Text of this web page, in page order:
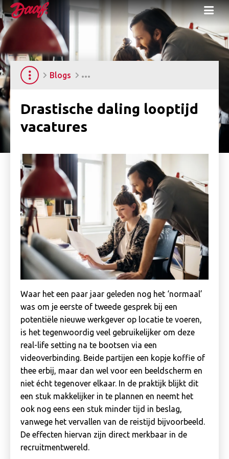
Blogs
Drastische daling looptijd
vacatures
Waar het een paar jaar geleden nog het ‘normaal’
was om je eerste of tweede gesprek bij een
potentiële nieuwe werkgever op locatie te voeren,
is het tegenwoordig veel gebruikelijker om deze
real-life setting na te bootsen via een
videoverbinding. Beide partijen een kopje koffie of
thee erbij, maar dan wel voor een beeldscherm en
niet écht tegenover elkaar. In de praktijk blijkt dit
een stuk makkelijker in te plannen en neemt het
ook nog eens een stuk minder tijd in beslag,
vanwege het vervallen van de reistijd bijvoorbeeld.
De effecten hiervan zijn direct merkbaar in de
recruitmentwereld.